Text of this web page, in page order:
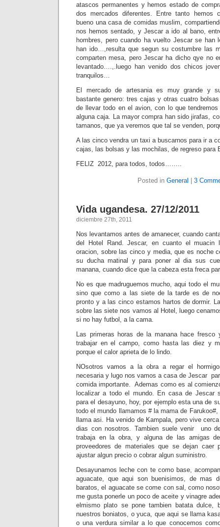
atascos permanentes y hemos estado de
dos mercados diferentes. Entre tanto hemos
bueno una casa de comidas muslim,
nos hemos sentado, y Jescar a ido al bano,
hombres, pero cuando ha vuelto Jescar se han
han ido…,resulta que segun su costumbre las
comparten mesa, pero Jescar ha dicho qye no
levantado….,.luego han venido dos chicos
tranquilos…
El mercado de artesania es muy grande y
bastante genero: tres cajas y otras cuatro
de llevar todo en el avion, con lo que tendremos
alguna caja. La mayor compra han sido jirafas,
tamanos, que ya veremos que tal se venden,
A las cinco vendra un taxi a buscarnos para ir a
cajas, las bolsas y las mochilas, de regreso para
FELIZ 2012, para todos, todos……..
Posted in General 3
Vida ugandesa. 27/12/2011
diciembre 27th, 2011
Nos levantamos antes de amanecer, cuando
del Hotel Rand. Jescar, en cuanto el
oracion, sobre las cinco y media, que es noche
su ducha matinal y para poner al dia sus
manana, cuando dice que la cabeza esta freca
No es que madruguemos mucho, aqui todo el
sino que como a las siete de la tarde es de
pronto y a las cinco estamos hartos de dormir.
sobre las siete nos vamos al Hotel, luego
si no hay futbol, a la cama.
Las primeras horas de la manana hace fresco
trabajar en el campo, como hasta las diez y
porque el calor aprieta de lo lindo.
NOsotros vamos a la obra a regar el
necesaria y lugo nos vamos a casa de Jescar
comida importante. Ademas como es al
localizar a todo el mundo. En casa de Jescar
para el desayuno, hoy, por ejemplo esta una de
todo el mundo llamamos # la mama de
llama asi. Ha venido de Kampala, pero vive
dias con nosotros. Tambien suele venir uno
trabaja en la obra, y alguna de las amigas
proveedores de materiales que se dejan
ajustar algun precio o cobrar algun suministro.
Desayunamos leche con te como base,
aguacate, que aqui son buenisimos, de mas
baratos, el aguacate se come con sal, como
me gusta ponerle un poco de aceite y vinagre
elmismo plato se pone tambien batata dulce,
nuestros boniatos, o yuca, que aqui se llama
o una verdura similar a lo que conocemos